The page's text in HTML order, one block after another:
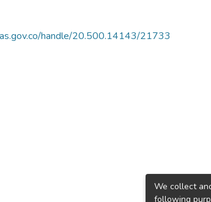
handle/20.500.14143/21733
We collect
following